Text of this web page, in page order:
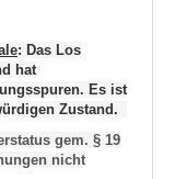
: Das Los
hat
Es ist
Zustand.
gem. § 19
nicht